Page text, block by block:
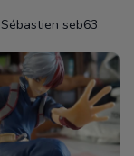
Sébastien seb63